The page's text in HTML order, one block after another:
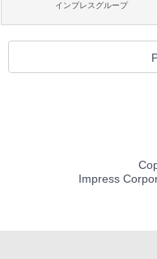
インプレスグループ
Impress